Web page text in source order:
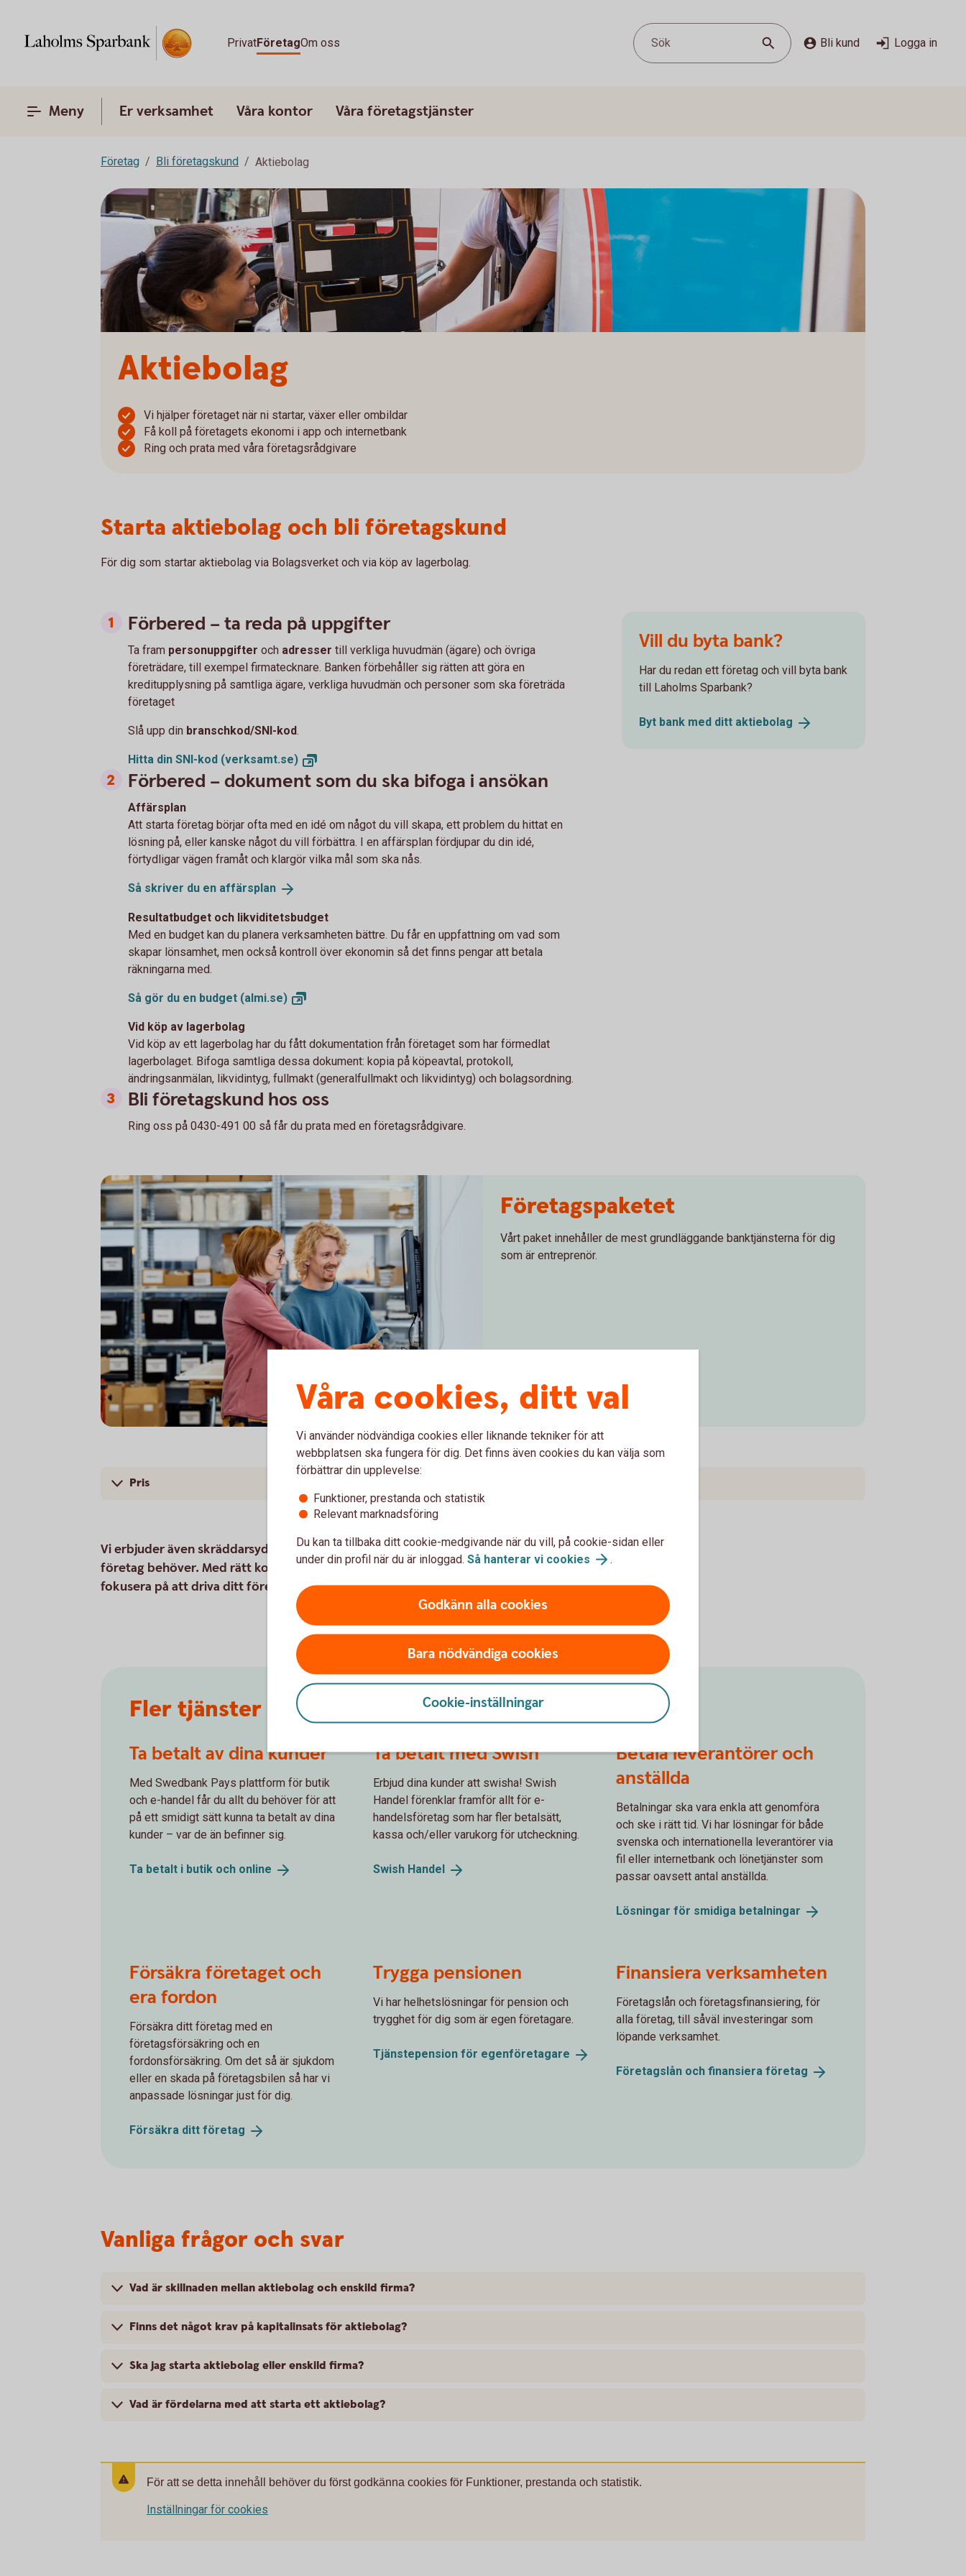
PrivatFöretagOm oss Sök Bli kund Logga in
Meny Er verksamhet Våra kontor Våra företagstjänster
Företag Bli företagskund Aktiebolag
Aktiebolag
Vi hjälper företaget när ni startar, växer eller ombildar
Få koll på företagets ekonomi i app och internetbank
Ring och prata med våra företagsrådgivare
Starta aktiebolag och bli företagskund
För dig som startar aktiebolag via Bolagsverket och via köp av lagerbolag.
Förbered – ta reda på uppgifter
Ta fram personuppgifter och adresser till verkliga huvudmän (ägare) och övriga
företrädare, till exempel firmatecknare. Banken förbehåller sig rätten att göra en
kreditupplysning på samtliga ägare, verkliga huvudmän och personer som ska företräda
företaget
Slå upp din branschkod/SNI-kod.
Hitta din SNI-kod (verksamt.se)
Förbered – dokument som du ska bifoga i ansökan
Affärsplan
Att starta företag börjar ofta med en idé om något du vill skapa, ett problem du hittat en
lösning på, eller kanske något du vill förbättra. I en affärsplan fördjupar du din idé,
förtydligar vägen framåt och klargör vilka mål som ska nås.
Så skriver du en affärsplan
Resultatbudget och likviditetsbudget
Med en budget kan du planera verksamheten bättre. Du får en uppfattning om vad som
skapar lönsamhet, men också kontroll över ekonomin så det finns pengar att betala
räkningarna med.
Så gör du en budget (almi.se)
Vid köp av lagerbolag
Vid köp av ett lagerbolag har du fått dokumentation från företaget som har förmedlat
lagerbolaget. Bifoga samtliga dessa dokument: kopia på köpeavtal, protokoll,
ändringsanmälan, likvidintyg, fullmakt (generalfullmakt och likvidintyg) och bolagsordning.
Bli företagskund hos oss
Ring oss på 0430-491 00 så får du prata med en företagsrådgivare.
Vill du byta bank?
Har du redan ett företag och vill byta bank
till Laholms Sparbank?
Byt bank med ditt aktiebolag
Two colleagues working in front of a computer
Företagspaketet
Vårt paket innehåller de mest grundläggande banktjänsterna för dig
som är entreprenör.
Företagspaketet
Pris
Vi erbjuder även skräddarsydda lösningar och ännu fler tjänster beroende på vad du och ditt
företag behöver. Med rätt konton, kort och smidiga sätt att betala och ta betalt kan du
fokusera på att driva ditt företag.
Fler tjänster
Ta betalt av dina kunder
Med Swedbank Pays plattform för butik
och e-handel får du allt du behöver för att
på ett smidigt sätt kunna ta betalt av dina
kunder – var de än befinner sig.
Ta betalt i butik och online
Ta betalt med Swish
Erbjud dina kunder att swisha! Swish
Handel förenklar framför allt för e-
handelsföretag som har fler betalsätt,
kassa och/eller varukorg för utcheckning.
Swish Handel
Betala leverantörer och
anställda
Betalningar ska vara enkla att genomföra
och ske i rätt tid. Vi har lösningar för både
svenska och internationella leverantörer via
fil eller internetbank och lönetjänster som
passar oavsett antal anställda.
Lösningar för smidiga betalningar
Försäkra företaget och
era fordon
Försäkra ditt företag med en
företagsförsäkring och en
fordonsförsäkring. Om det så är sjukdom
eller en skada på företagsbilen så har vi
anpassade lösningar just för dig.
Försäkra ditt företag
Trygga pensionen
Vi har helhetslösningar för pension och
trygghet för dig som är egen företagare.
Tjänstepension för egenföretagare
Finansiera verksamheten
Företagslån och företagsfinansiering, för
alla företag, till såväl investeringar som
löpande verksamhet.
Företagslån och finansieraföretag
Vanliga frågor och svar
Vad är skillnaden mellan aktiebolag och enskild firma?
Finns det något krav på kapitalinsats för aktiebolag?
Ska jag starta aktiebolag eller enskild firma?
Vad är fördelarna med att starta ett aktiebolag?
För att se detta innehåll behöver du först godkänna cookies för Funktioner, prestanda och statistik.
Inställningar för cookies
Våra cookies, ditt val
Vi använder nödvändiga cookies eller liknande tekniker för att
webbplatsen ska fungera för dig. Det finns även cookies du kan välja som
förbättrar din upplevelse:
Funktioner, prestanda och statistik
Relevant marknadsföring
Du kan ta tillbaka ditt cookie-medgivande när du vill, på cookie-sidan eller
under din profil när du är inloggad. Så hanterar vi cookies .
Godkänn alla cookies
Bara nödvändiga cookies
Cookie-inställningar